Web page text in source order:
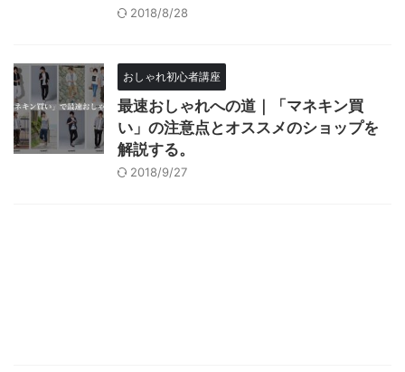
2018/8/28
おしゃれ初心者講座
最速おしゃれへの道｜「マネキン買
い」の注意点とオススメのショップを
解説する。
2018/9/27